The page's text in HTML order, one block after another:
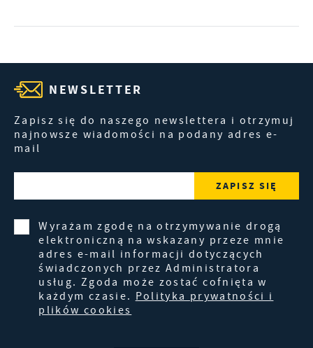
NEWSLETTER
Zapisz się do naszego newslettera i otrzymuj
najnowsze wiadomości na podany adres e-
mail
Wyrażam zgodę na otrzymywanie drogą
elektroniczną na wskazany przeze mnie
adres e-mail informacji dotyczących
świadczonych przez Administratora
usług. Zgoda może zostać cofnięta w
każdym czasie. Polityka prywatności i
plików cookies